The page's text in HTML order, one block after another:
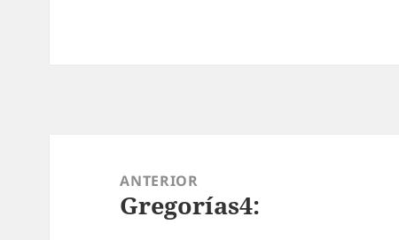
entradas
ANTERIOR
Entrada
Gregorías4: